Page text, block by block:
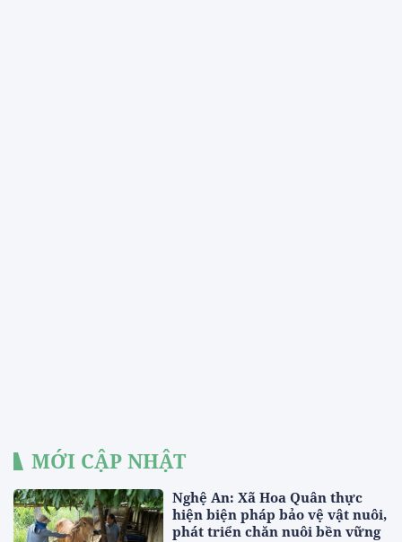
MỚI CẬP NHẬT
Nghệ An: Xã Hoa Quân thực
hiện biện pháp bảo vệ vật nuôi,
phát triển chăn nuôi bền vững